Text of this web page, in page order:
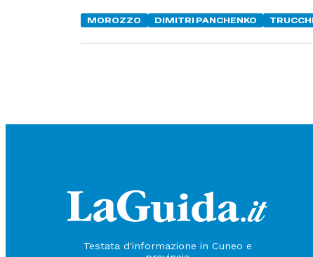
MOROZZO DIMITRI PANCHENKO
Testata d'informazione in Cuneo e